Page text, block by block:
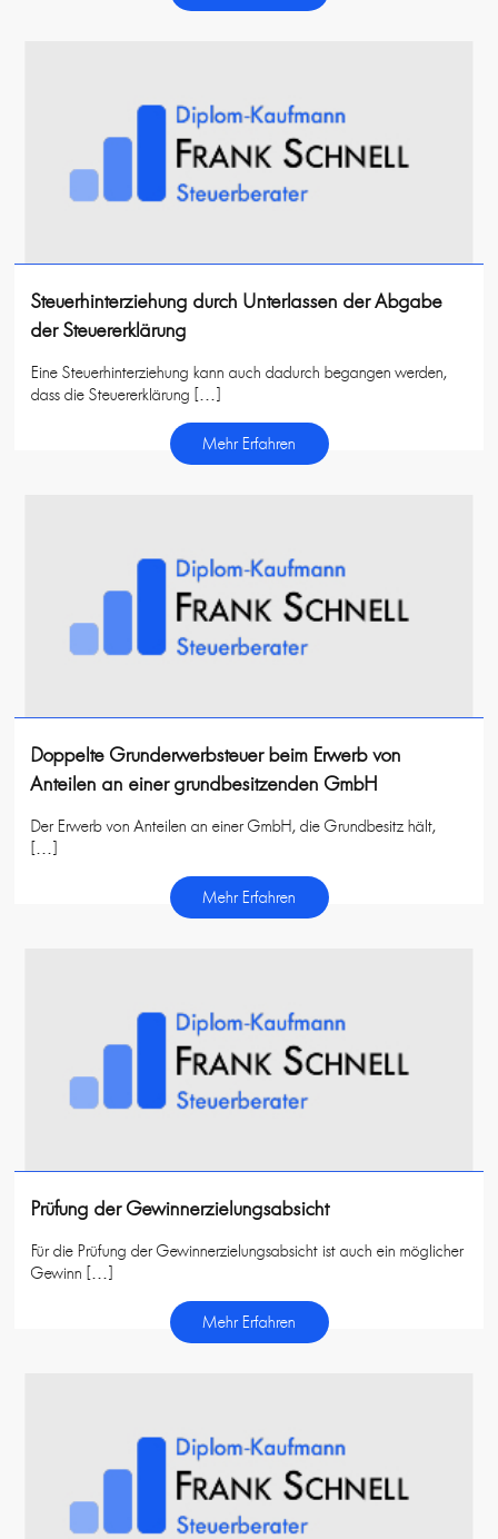
Steuerhinterziehung durch Unterlassen der Abgabe
der Steuererklärung
Eine Steuerhinterziehung kann auch dadurch begangen werden,
dass die Steuererklärung […]
Mehr Erfahren
Doppelte Grunderwerbsteuer beim Erwerb von
Anteilen an einer grundbesitzenden GmbH
Der Erwerb von Anteilen an einer GmbH, die Grundbesitz hält,
[…]
Mehr Erfahren
Prüfung der Gewinnerzielungsabsicht
Für die Prüfung der Gewinnerzielungsabsicht ist auch ein möglicher
Gewinn […]
Mehr Erfahren